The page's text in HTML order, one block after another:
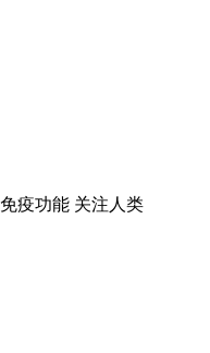
疫功能 关注人类